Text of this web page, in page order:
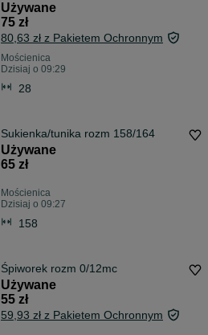
Używane
75 zł
80,63 zł z Pakietem Ochronnym
Mościenica
Dzisiaj o 09:29
28
Sukienka/tunika rozm 158/164
Używane
65 zł
Mościenica
Dzisiaj o 09:27
158
Śpiworek rozm 0/12mc
Używane
55 zł
59,93 zł z Pakietem Ochronnym